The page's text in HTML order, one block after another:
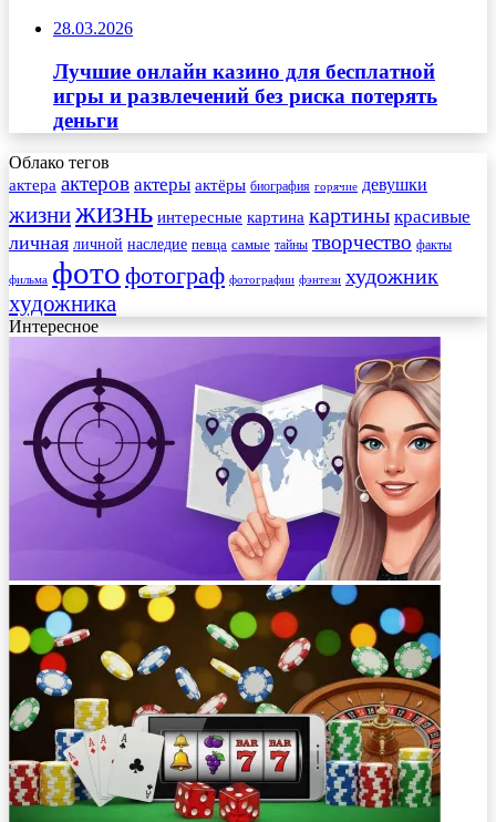
28.03.2026
Лучшие онлайн казино для бесплатной
игры и развлечений без риска потерять
деньги
Облако тегов
актера актеров актеры актёры биография горячие девушки
жизнижизнь интересные картина картины красивые
личная личной наследие певца самые тайны творчество факты
фильма фото фотограф фотографии фэнтези художник
художника
Интересное